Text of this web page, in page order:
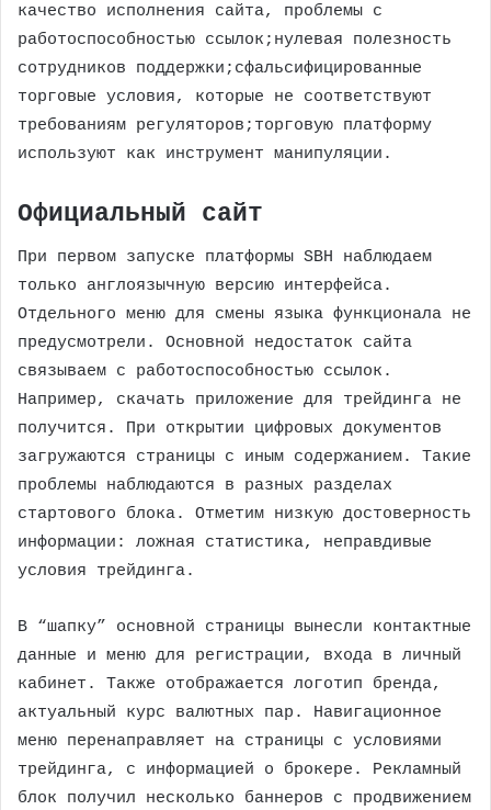
качество исполнения сайта, проблемы с
работоспособностью ссылок;нулевая полезность
сотрудников поддержки;сфальсифицированные
торговые условия, которые не соответствуют
требованиям регуляторов;торговую платформу
используют как инструмент манипуляции.
Официальный сайт
При первом запуске платформы SBH наблюдаем
только англоязычную версию интерфейса.
Отдельного меню для смены языка функционала не
предусмотрели. Основной недостаток сайта
связываем с работоспособностью ссылок.
Например, скачать приложение для трейдинга не
получится. При открытии цифровых документов
загружаются страницы с иным содержанием. Такие
проблемы наблюдаются в разных разделах
стартового блока. Отметим низкую достоверность
информации: ложная статистика, неправдивые
условия трейдинга.
В “шапку” основной страницы вынесли контактные
данные и меню для регистрации, входа в личный
кабинет. Также отображается логотип бренда,
актуальный курс валютных пар. Навигационное
меню перенаправляет на страницы с условиями
трейдинга, с информацией о брокере. Рекламный
блок получил несколько баннеров с продвижением